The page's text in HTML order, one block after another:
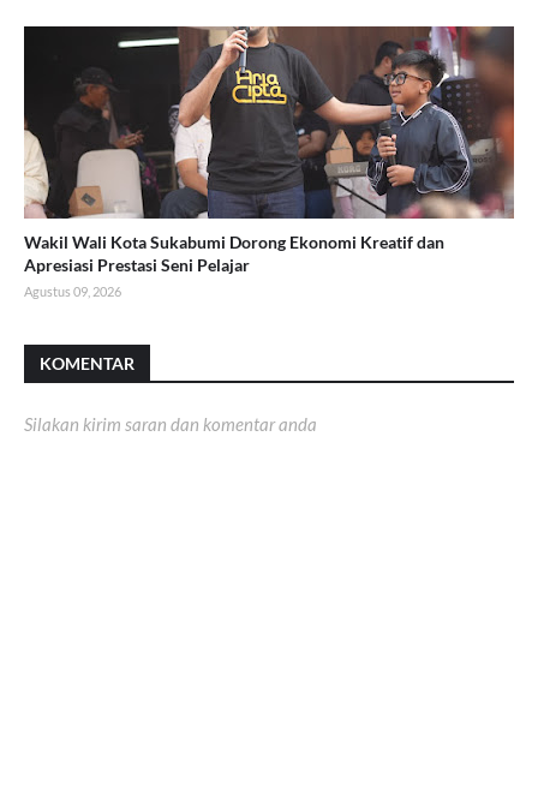
Wakil Wali Kota Sukabumi Dorong Ekonomi Kreatif dan
Apresiasi Prestasi Seni Pelajar
Agustus 09, 2026
KOMENTAR
Silakan kirim saran dan komentar anda